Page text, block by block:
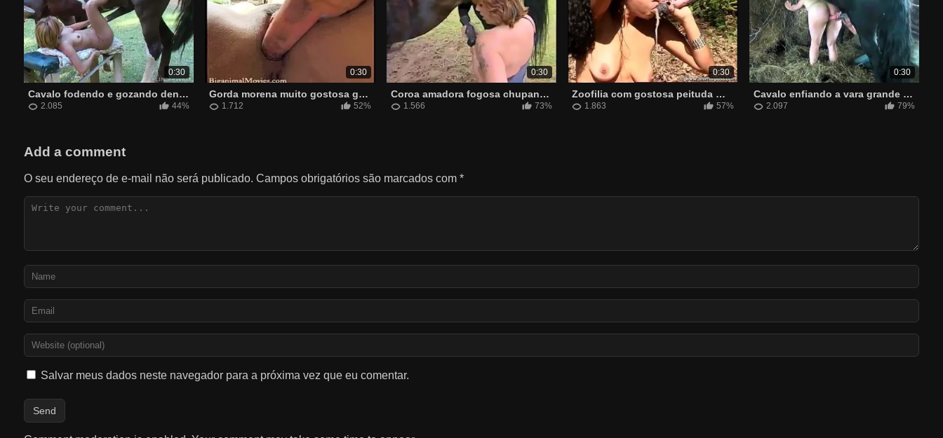
0:30
Cavalo fodendo e gozando dentro das bucetas de duas mulheres
2.085 44%
0:30
Gorda morena muito gostosa gravando ela transando com cavalo
1.712 52%
0:30
Coroa amadora fogosa chupando rola enorme de cavalo
1.566 73%
0:30
Zoofilia com gostosa peituda mamando no pau do cavalo
1.863 57%
0:30
Cavalo enfiando a vara grande e grossa na puta loira safada
2.097 79%
Add a comment
O seu endereço de e-mail não será publicado. Campos obrigatórios são marcados com *
Salvar meus dados neste navegador para a próxima vez que eu comentar.